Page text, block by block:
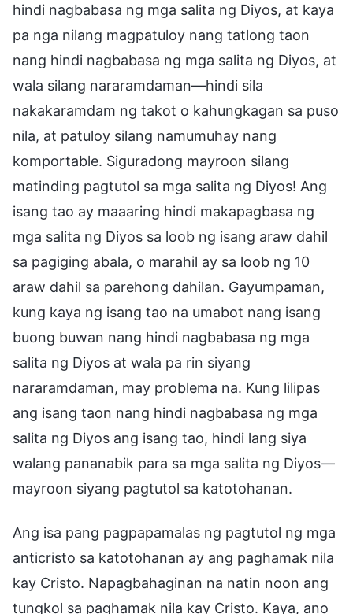
hindi nagbabasa ng mga salita ng Diyos, at kaya
pa nga nilang magpatuloy nang tatlong taon
nang hindi nagbabasa ng mga salita ng Diyos, at
wala silang nararamdaman—hindi sila
nakakaramdam ng takot o kahungkagan sa puso
nila, at patuloy silang namumuhay nang
komportable. Siguradong mayroon silang
matinding pagtutol sa mga salita ng Diyos! Ang
isang tao ay maaaring hindi makapagbasa ng
mga salita ng Diyos sa loob ng isang araw dahil
sa pagiging abala, o marahil ay sa loob ng 10
araw dahil sa parehong dahilan. Gayumpaman,
kung kaya ng isang tao na umabot nang isang
buong buwan nang hindi nagbabasa ng mga
salita ng Diyos at wala pa rin siyang
nararamdaman, may problema na. Kung lilipas
ang isang taon nang hindi nagbabasa ng mga
salita ng Diyos ang isang tao, hindi lang siya
walang pananabik para sa mga salita ng Diyos—
mayroon siyang pagtutol sa katotohanan.
Ang isa pang pagpapamalas ng pagtutol ng mga
anticristo sa katotohanan ay ang paghamak nila
kay Cristo. Napagbahaginan na natin noon ang
tungkol sa paghamak nila kay Cristo. Kaya, ano